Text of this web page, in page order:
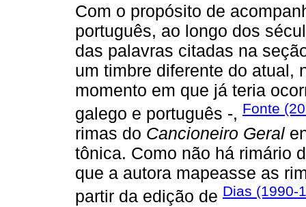
Com o propósito de
português, ao longo dos
das palavras citadas na
um timbre diferente do atual,
momento em que já teria
galego e português -, Fonte
rimas do Cancioneiro Geral
tônica. Como não há rimário
que a autora mapeasse as
partir da edição de Dias (1990-